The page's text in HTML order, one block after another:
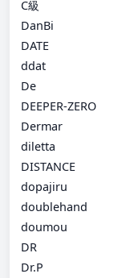
C級
DanBi
DATE
ddat
De
DEEPER-ZERO
Dermar
diletta
DISTANCE
dopajiru
doublehand
doumou
DR
Dr.P